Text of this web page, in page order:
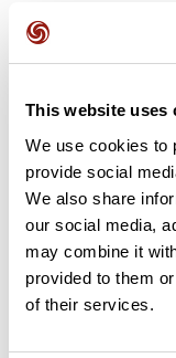
This website uses
We use cookies to
provide social
We also share
our social media,
may combine it
provided to them
of their services.
Découvrez ce